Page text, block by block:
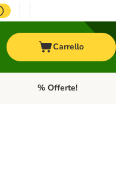
Carrello
CavalliApri Menu Categoria:
% Offerte!